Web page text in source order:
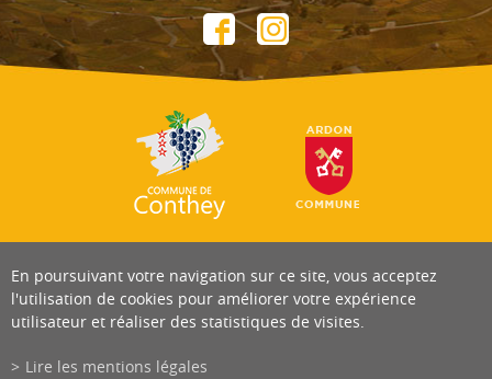
En poursuivant votre navigation sur ce site, vous acceptez
l'utilisation de cookies pour améliorer votre expérience
utilisateur et réaliser des statistiques de visites.
Lire les mentions légales